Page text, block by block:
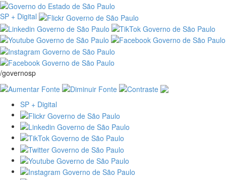
SP + Digital
/governosp
SP + Digital